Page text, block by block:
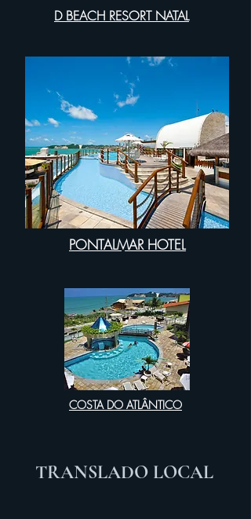
D BEACH RESORT NATAL
PONTALMAR HOTEL
COSTA DO ATLÂNTICO
TRANSLADO LOCAL